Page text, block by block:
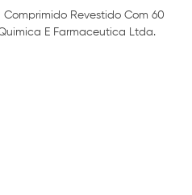
Revestido Com 60
E Farmaceutica Ltda.